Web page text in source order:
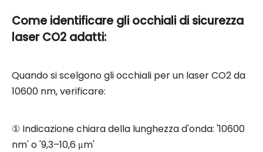
Come identificare gli occhiali di sicurezza
laser CO2 adatti:
Quando si scelgono gli occhiali per un laser CO2 da
10600 nm, verificare:
① Indicazione chiara della lunghezza d'onda: '10600
nm' o '9,3–10,6 μm'